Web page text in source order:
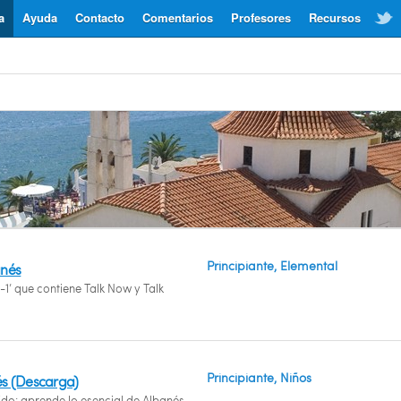
Recursos
Profesores
Comentarios
Contacto
Ayuda
1’ que contiene Talk Now y Talk
Principiante, Elemental
(Descarga) Principiante, Niños